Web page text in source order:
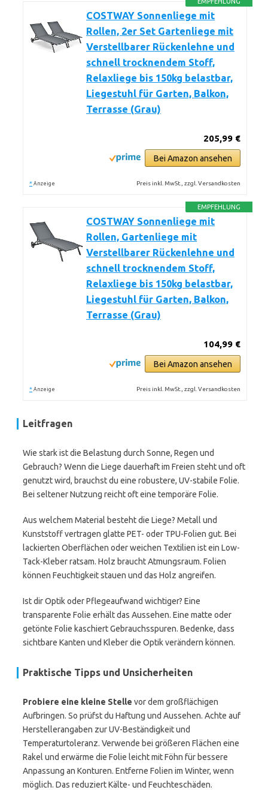
COSTWAY Sonnenliege mit
Rollen, 2er Set Gartenliege mit
Verstellbarer Rückenlehne und
schnell trocknendem Stoff,
Relaxliege bis 150kg belastbar,
Liegestuhl für Garten, Balkon,
Terrasse (Grau)
205,99 €
Bei Amazon ansehen
* Anzeige Preis inkl. MwSt., zzgl. Versandkosten
EMPFEHLUNG
COSTWAY Sonnenliege mit
Rollen, Gartenliege mit
Verstellbarer Rückenlehne und
schnell trocknendem Stoff,
Relaxliege bis 150kg belastbar,
Liegestuhl für Garten, Balkon,
Terrasse (Grau)
104,99 €
Bei Amazon ansehen
* Anzeige Preis inkl. MwSt., zzgl. Versandkosten
Leitfragen
Wie stark ist die Belastung durch Sonne, Regen und
Gebrauch? Wenn die Liege dauerhaft im Freien steht und oft
genutzt wird, brauchst du eine robustere, UV-stabile Folie.
Bei seltener Nutzung reicht oft eine temporäre Folie.
Aus welchem Material besteht die Liege? Metall und
Kunststoff vertragen glatte PET- oder TPU-Folien gut. Bei
lackierten Oberflächen oder weichen Textilien ist ein Low-
Tack-Kleber ratsam. Holz braucht Atmungsraum. Folien
können Feuchtigkeit stauen und das Holz angreifen.
Ist dir Optik oder Pflegeaufwand wichtiger? Eine
transparente Folie erhält das Aussehen. Eine matte oder
getönte Folie kaschiert Gebrauchsspuren. Bedenke, dass
sichtbare Kanten und Kleber die Optik verändern können.
Praktische Tipps und Unsicherheiten
Probiere eine kleine Stelle vor dem großflächigen
Aufbringen. So prüfst du Haftung und Aussehen. Achte auf
Herstellerangaben zur UV-Beständigkeit und
Temperaturtoleranz. Verwende bei größeren Flächen eine
Rakel und erwärme die Folie leicht mit Föhn für bessere
Anpassung an Konturen. Entferne Folien im Winter, wenn
möglich. Das reduziert Kälte- und Feuchteschäden.